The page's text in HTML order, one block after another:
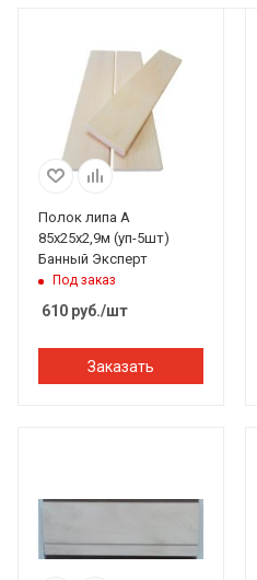
Полок липа А
85х25х2,9м (уп-5шт)
Банный Эксперт
Под заказ
610 руб./шт
Заказать